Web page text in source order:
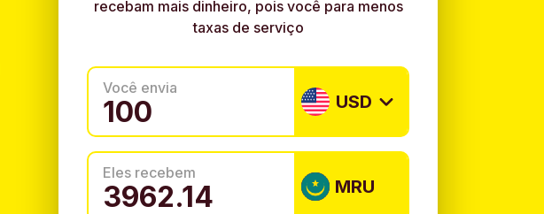
recebam mais dinheiro, pois você para menos
taxas de serviço
Você envia
USD
Eles recebem
MRU